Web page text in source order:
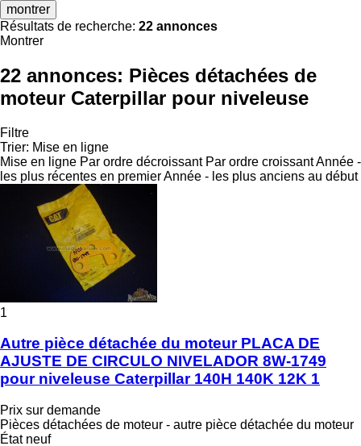
montrer
Résultats de recherche: 22 annonces
Montrer
22 annonces: Pièces détachées de
moteur Caterpillar pour niveleuse
Filtre
Trier: Mise en ligne
Mise en ligne Par ordre décroissant Par ordre croissantAnnée -
les plus récentes en premierAnnée - les plus anciens au début
1
Autre pièce détachée du moteur PLACA DE
AJUSTE DE CIRCULO NIVELADOR 8W-1749
pour niveleuse Caterpillar 140H 140K 12K 1
Prix sur demande
Pièces détachées de moteur - autre pièce détachée du moteur
Étatneuf